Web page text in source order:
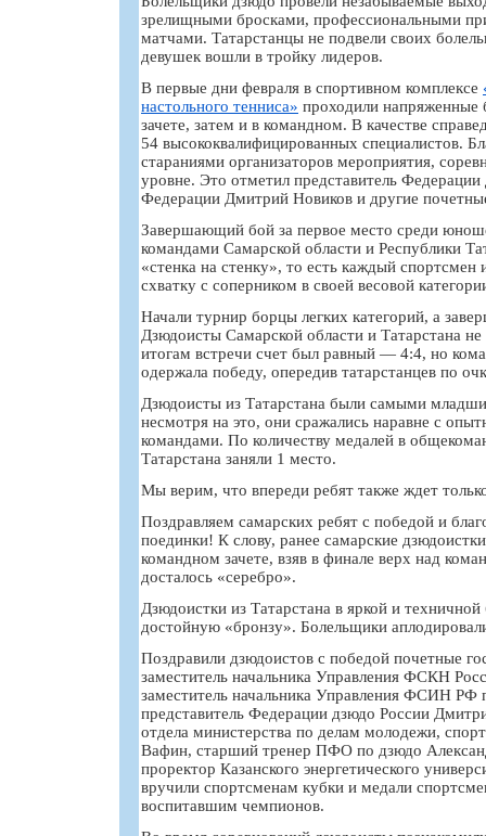
зрелищными бросками, профессиональными
матчами. Татарстанцы не подвели своих
девушек вошли в тройку лидеров.
В первые дни февраля в спортивном комплексе
настольного тенниса» проходили напряженные
зачете, затем и в командном. В качестве
54 высококвалифицированных специалистов.
стараниями организаторов мероприятия,
уровне. Это отметил представитель Федерации
Федерации Дмитрий Новиков и другие
Завершающий бой за первое место среди
командами Самарской области и Республики
«стенка на стенку», то есть каждый спортсмен
схватку с соперником в своей весовой
Начали турнир борцы легких категорий, а
Дзюдоисты Самарской области и Татарстана
итогам встречи счет был равный — 4:4, но
одержала победу, опередив татарстанцев по
Дзюдоисты из Татарстана были самыми
несмотря на это, они сражались наравне с
командами. По количеству медалей в
Татарстана заняли 1 место.
Мы верим, что впереди ребят также ждет
Поздравляем самарских ребят с победой и
поединки! К слову, ранее самарские
командном зачете, взяв в финале верх над
досталось «серебро».
Дзюдоистки из Татарстана в яркой и техничной
достойную «бронзу». Болельщики
Поздравили дзюдоистов с победой почетные
заместитель начальника Управления ФСКН
заместитель начальника Управления ФСИН РФ
представитель Федерации дзюдо России
отдела министерства по делам молодежи,
Вафин, старший тренер ПФО по дзюдо
проректор Казанского энергетического
вручили спортсменам кубки и медали
воспитавшим чемпионов.